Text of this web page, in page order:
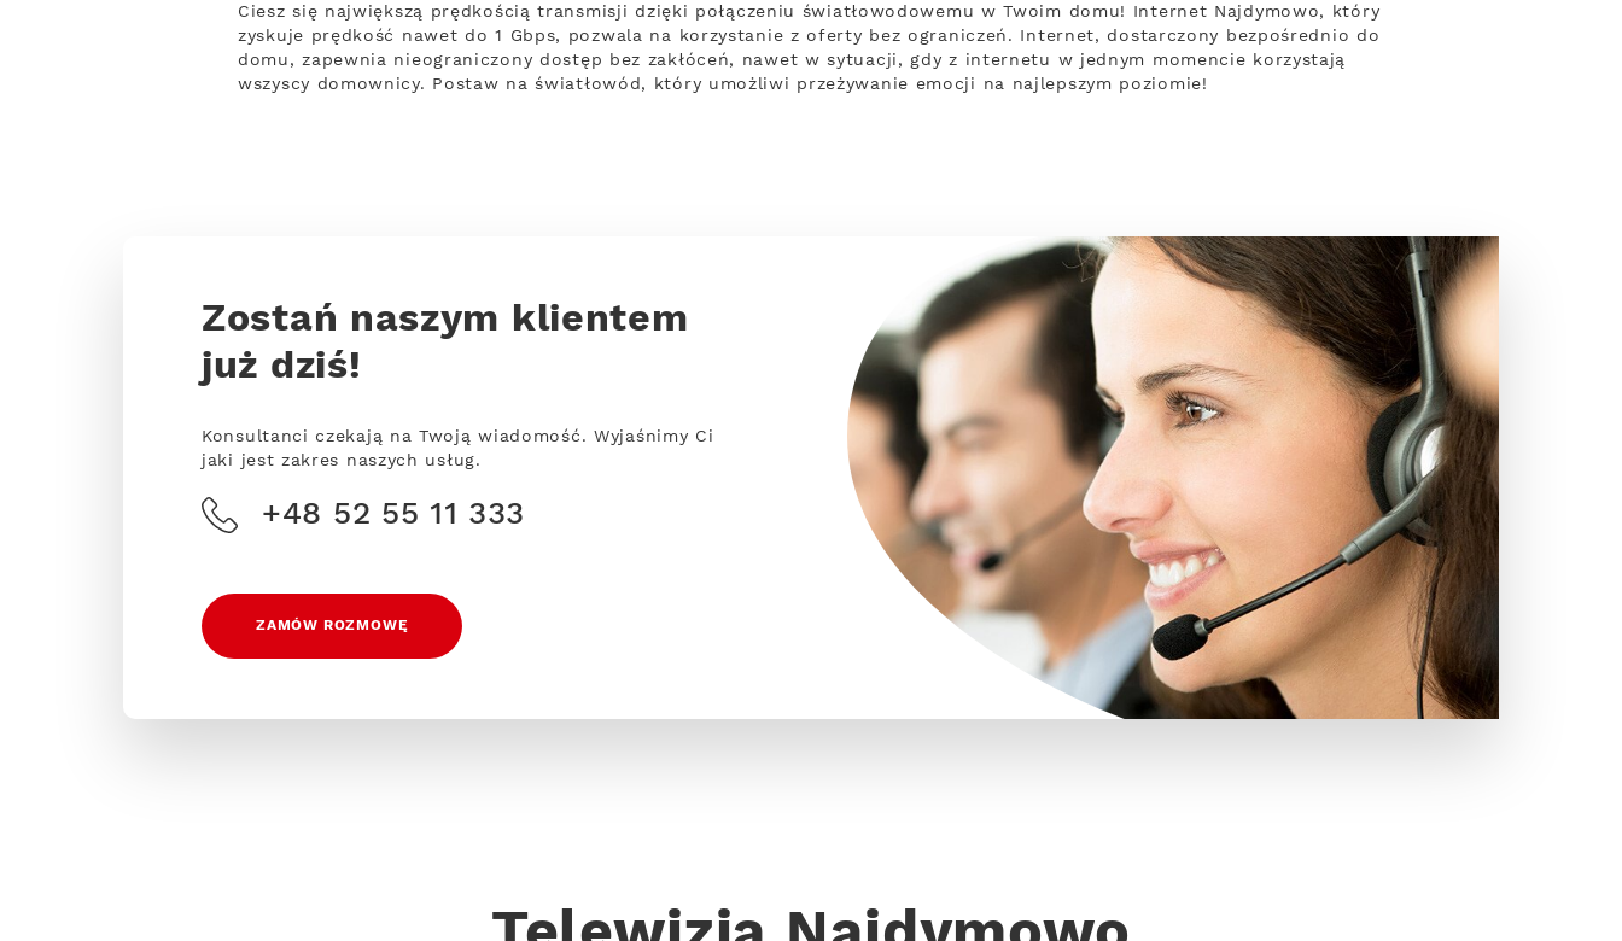
Ciesz się największą prędkością transmisji dzięki połączeniu światłowodowemu w Twoim domu! Internet Najdymowo, który
zyskuje prędkość nawet do 1 Gbps, pozwala na korzystanie z oferty bez ograniczeń. Internet, dostarczony bezpośrednio do
domu, zapewnia nieograniczony dostęp bez zakłóceń, nawet w sytuacji, gdy z internetu w jednym momencie korzystają
wszyscy domownicy. Postaw na światłowód, który umożliwi przeżywanie emocji na najlepszym poziomie!
Zostań naszym klientem
już dziś!
Konsultanci czekają na Twoją wiadomość. Wyjaśnimy Ci
jaki jest zakres naszych usług.
+48 52 55 11 333
ZAMÓW ROZMOWĘ